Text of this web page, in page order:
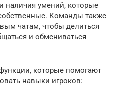
наличия умений, которые
Команды также
чатам, чтобы делиться
и обмениваться
которые помогают
навыки игроков: